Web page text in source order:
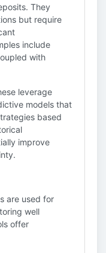
They
but require
include
with
leverage
models that
based
improve
are used for
well
offer